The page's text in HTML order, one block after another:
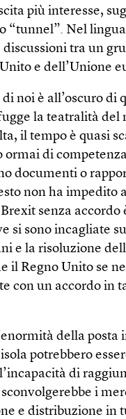
più interesse,
“tunnel”. Nel
tra un
e dell’Unione
noi è all’oscuro di
la teatralità del
il tempo è quasi
di
documenti o
non ha impedito
senza accordo
si sono incagliate
e la risoluzione
il Regno Unito se
con un accordo in
della posta
potrebbero
di
i
e distribuzione in